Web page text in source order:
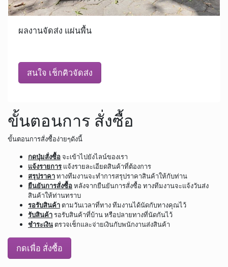
ผลงานจัดส่ง แผ่นพื้น
สนใจ เช็กคิวจัดส่ง
ขั้นตอนการ สั่งซื้อ
ขั้นตอนการสั่งซื้อง่ายๆดังนี้
กดปุ่มสั่งซื้อจะเข้าไปยังไลน์ของเรา
แจ้งรายการ แจ้งรายละเอียดสินค้าที่ต้องการ
สรุปราคาทางทีมงานจะทำการสรุปราคาสินค้าให้กับท่าน
ยืนยันการสั่งซื้อหลังจากยืนยันการสั่งซื้อ ทางทีมงานจะแจ้งวันส่ง
สินค้าให้ท่านทราบ
รอรับสินค้า ตามวันเวลาที่ทาง ทีมงานได้นัดกับทางคุณไว้
รับสินค้ารอรับสินค้าที่บ้าน หรือปลายทางที่นัดกันไว้
ชำระเงิน ตรวจเช็กและจ่ายเงินกับพนักงานส่งสินค้า
กดเพื่อ สั่งซื้อ